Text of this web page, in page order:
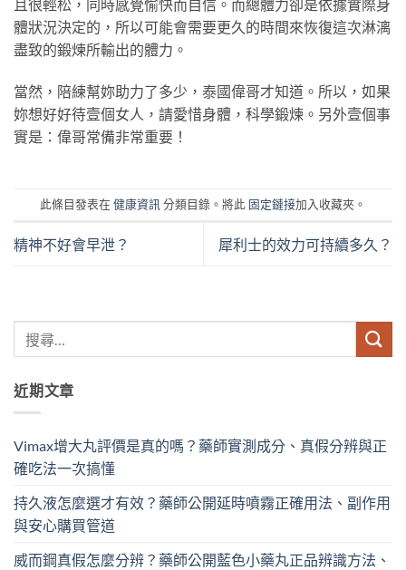
且很輕松，同時感覺愉快而自信。而總體力卻是依據實際身
體狀況決定的，所以可能會需要更久的時間來恢復這次淋漓
盡致的鍛煉所輸出的體力。
當然，陪練幫妳助力了多少，泰國偉哥才知道。所以，如果
妳想好好待壹個女人，請愛惜身體，科學鍛煉。另外壹個事
實是：偉哥常備非常重要！
此條目發表在 健康資訊分類目錄。將此 固定鏈接加入收藏夾。
精神不好會早泄？ 犀利士的效力可持續多久？
近期文章
Vimax增大丸評價是真的嗎？藥師實測成分、真假分辨與正
確吃法一次搞懂
持久液怎麼選才有效？藥師公開延時噴霧正確用法、副作用
與安心購買管道
威而鋼真假怎麼分辨？藥師公開藍色小藥丸正品辨識方法、